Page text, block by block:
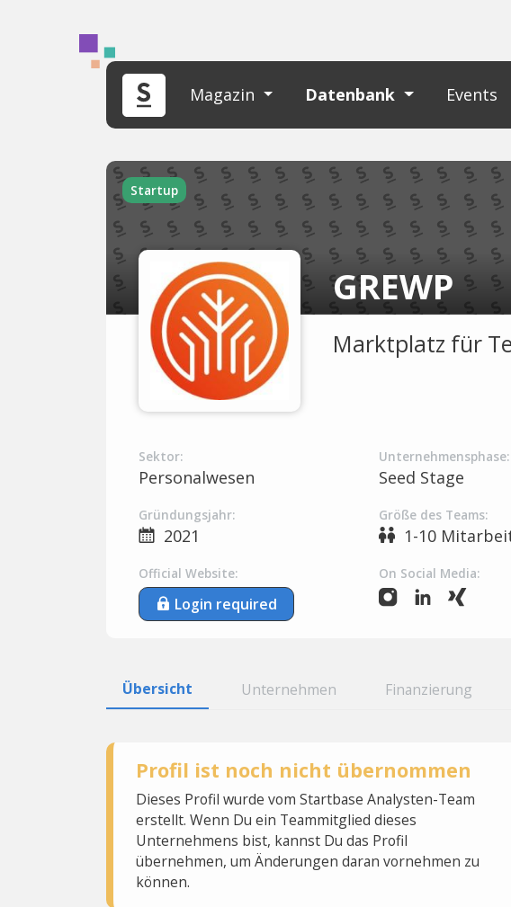
Magazin Datenbank Events
Startup
GREWP
Marktplatz für
Sektor:
Personalwesen
Unternehmensphase:
Seed Stage
Gründungsjahr:
2021
Größe des Teams:
1-10
Official Website:
Login required
On Social Media:
Übersicht Unternehmen Finanzierung
Profil ist noch nicht übernommen
Dieses Profil wurde vom Startbase Analysten-Team
erstellt. Wenn Du ein Teammitglied dieses
Unternehmens bist, kannst Du das Profil
übernehmen, um Änderungen daran vornehmen zu
können.